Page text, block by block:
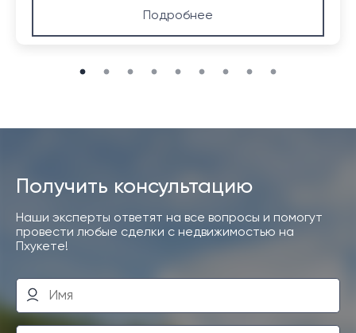
Подробнее
Получить консультацию
Наши эксперты ответят на все вопросы и помогут
провести любые сделки с недвижимостью на
Пхукете!